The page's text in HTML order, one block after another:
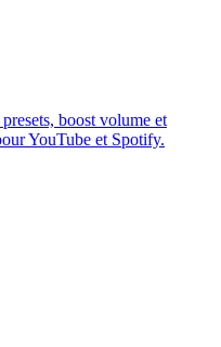
boost volume et
YouTube et Spotify.